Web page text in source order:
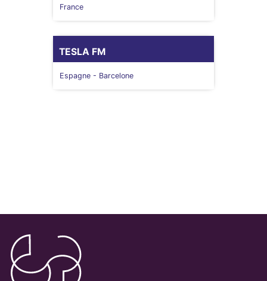
France
TESLA FM
Espagne - Barcelone